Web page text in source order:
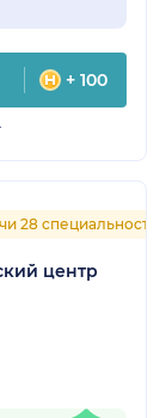
+ 100
28
центр